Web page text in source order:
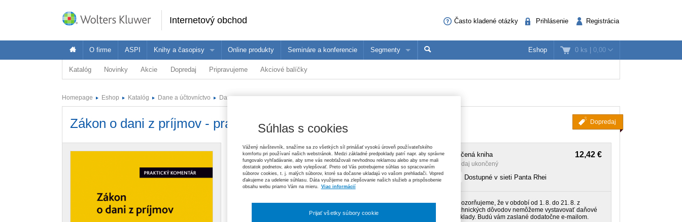
Internetový obchod Často kladené otázky Prihlásenie Registrácia
0 ks | 0,00
Eshop
O firme ASPI Knihy a časopisy
Oblasť
Ekonomika
Dane a účtovníctvo
ASPI Akadémia
Vybrané produkty
Paulína Mihaľová, Janka Kottulová, Magdaléna Musilová, Michal Páleník
Zákon o priestupkoch – komentár, 3. vydanie
79,80 €
Ochrana základných práv
Tomáš Ľalík, Ján Svák, Lívia Trellová, Vincent Bujňák
Pracovné právo v poznámkach s príkladmi, 3. vydanie
Online produkty Semináre a konferencie Segmenty
Ponuka Wolters Kluwer je široká - pozrite sa čo ponúkame profesionálom z vašej oblasti
Právnici Ekonómovia Manažéri Verejná správa
Katalóg Novinky Akcie Dopredaj Pripravujeme Akciové balíčky
Homepage Eshop Katalóg Dane a účtovníctvo Dane
Dopredaj
Zákon o dani z príjmov - praktický komentár
12,42 €
Tlačená kniha
Predaj ukončený
Dostupné v sieti Panta Rhei
Upozorňujeme, že v období od 1. 8. do 21. 8. z
technických dôvodov nemôžeme vystavovať daňové
doklady. Budú vám zaslané dodatočne e‑mailom.
Vydavateľ Wolters Kluwer
Autor Peter Horniaček, Viera Mezeiová
Edícia Praktické komentáre
Súhlas s cookies
Vážený návštevník, snažíme sa zo všetkých síl prinášať vysokú úroveň používateľského
komfortu pri používaní našich webstránok. Medzi základné predpoklady patrí napr. aby správne
fungovalo vyhľadávanie, aby sme vás neobťažovali nevhodnou reklamou alebo aby sme mali
dostatok podnetov, ako web vylepšovať. Preto od Vás potrebujeme súhlas so spracovaním
súborov cookies, t. j. malých súborov, ktoré sa dočasne ukladajú vo vašom prehliadači. Vopred
ďakujeme za udelenie súhlasu. Dáta využijeme na zlepšovanie našich služieb a prispôsobenie
obsahu webu priamo Vám na mieru.
Viac informácií
Prijať všetky súbory cookie